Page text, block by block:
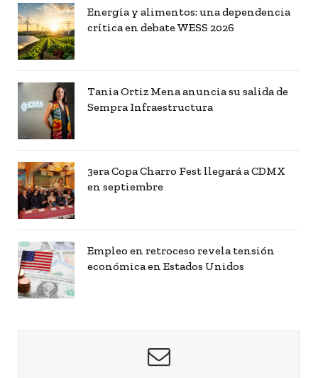
Energía y alimentos: una dependencia
crítica en debate WESS 2026
Tania Ortiz Mena anuncia su salida de
Sempra Infraestructura
3era Copa Charro Fest llegará a CDMX
en septiembre
Empleo en retroceso revela tensión
económica en Estados Unidos